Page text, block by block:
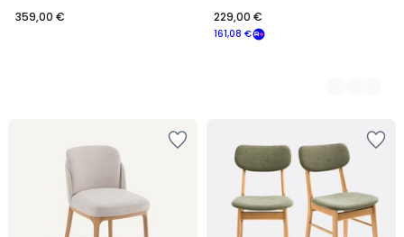
359,00 €
161,08 €
229,00 €